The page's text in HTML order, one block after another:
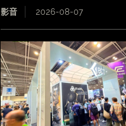
影音 2026-08-07